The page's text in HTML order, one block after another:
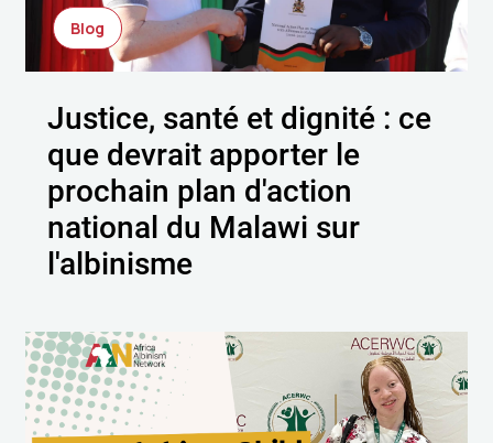
Blog
Justice, santé et dignité : ce
que devrait apporter le
prochain plan d'action
national du Malawi sur
l'albinisme